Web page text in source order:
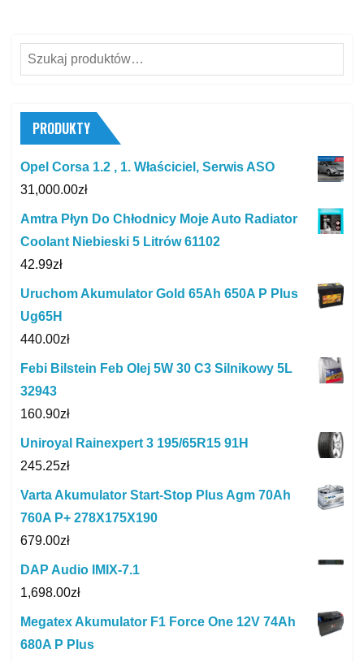
Szukaj:
PRODUKTY
Opel Corsa 1.2 , 1. Właściciel, Serwis ASO
31,000.00zł
Amtra Płyn Do Chłodnicy Moje Auto Radiator
Coolant Niebieski 5 Litrów 61102
42.99zł
Uruchom Akumulator Gold 65Ah 650A P Plus
Ug65H
440.00zł
Febi Bilstein Feb Olej 5W 30 C3 Silnikowy 5L
32943
160.90zł
Uniroyal Rainexpert 3 195/65R15 91H
245.25zł
Varta Akumulator Start-Stop Plus Agm 70Ah
760A P+ 278X175X190
679.00zł
DAP Audio IMIX-7.1
1,698.00zł
Megatex Akumulator F1 Force One 12V 74Ah
680A P Plus